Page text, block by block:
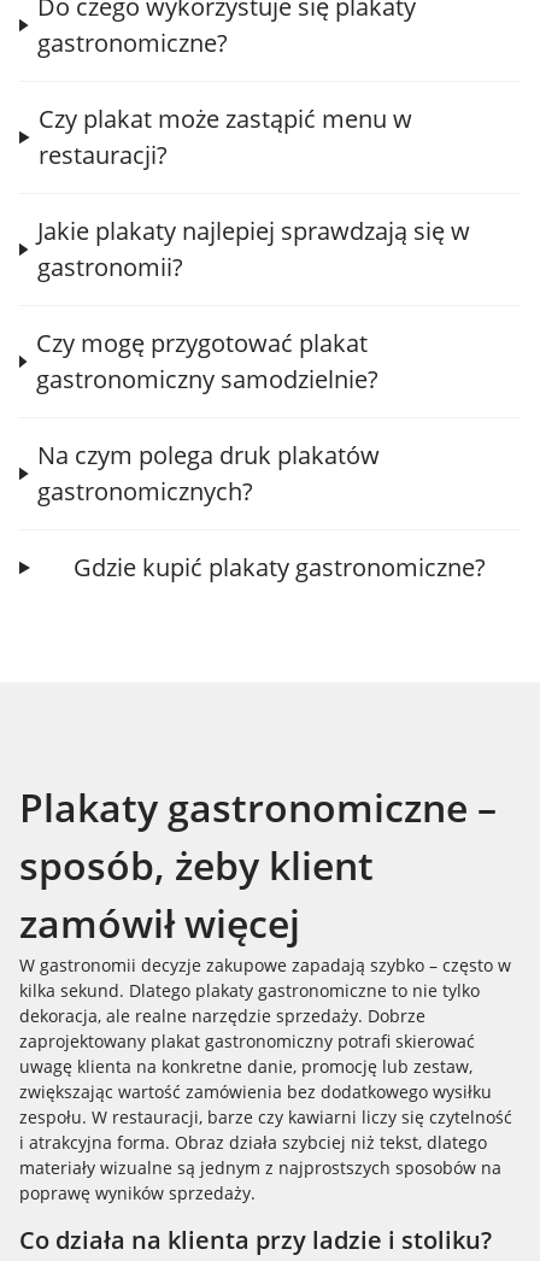
Do czego wykorzystuje się plakaty
gastronomiczne?
Czy plakat może zastąpić menu w
restauracji?
Jakie plakaty najlepiej sprawdzają się w
gastronomii?
Czy mogę przygotować plakat
gastronomiczny samodzielnie?
Na czym polega druk plakatów
gastronomicznych?
Gdzie kupić plakaty gastronomiczne?
Plakaty gastronomiczne –
sposób, żeby klient
zamówił więcej
W gastronomii decyzje zakupowe zapadają szybko – często w
kilka sekund. Dlatego plakaty gastronomiczne to nie tylko
dekoracja, ale realne narzędzie sprzedaży. Dobrze
zaprojektowany plakat gastronomiczny potrafi skierować
uwagę klienta na konkretne danie, promocję lub zestaw,
zwiększając wartość zamówienia bez dodatkowego wysiłku
zespołu. W restauracji, barze czy kawiarni liczy się czytelność
i atrakcyjna forma. Obraz działa szybciej niż tekst, dlatego
materiały wizualne są jednym z najprostszych sposobów na
poprawę wyników sprzedaży.
Co działa na klienta przy ladzie i stoliku?